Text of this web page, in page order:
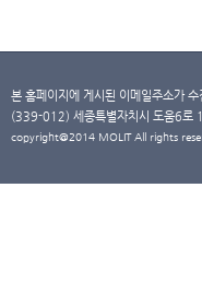
본 홈페이지에 게시된 이메일주소가
(339-012) 세종특별자치시 도움6
copyright@2014 MOLIT All rights